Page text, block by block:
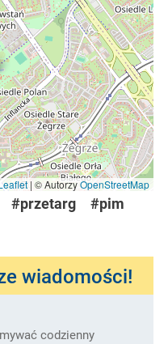
| © AutorzyOpenStreetMap
#przetarg
#pim
wiadomości!
codzienny